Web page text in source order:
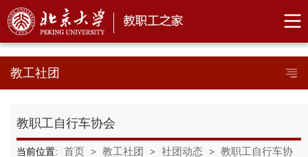
教工社团
教职工自行车协会
当前位置: 首页 > 教工社团 > 社团动态 > 教职工自行车协